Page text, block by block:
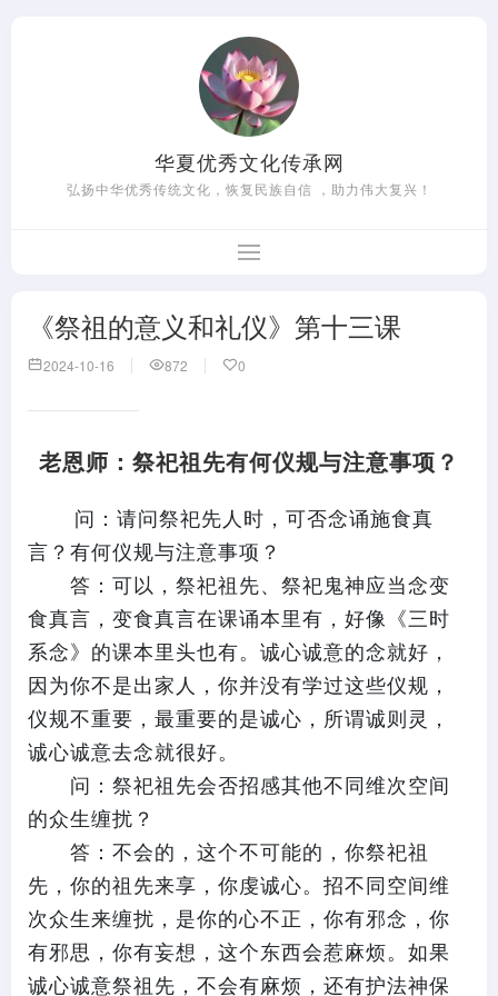
华夏优秀文化传承网
弘扬中华优秀传统文化，恢复民族自信 ，助力伟大复兴！
《祭祖的意义和礼仪》第十三课
2024-10-16 872 0
老恩师：祭祀祖先有何仪规与注意事项？
问：请问祭祀先人时，可否念诵施食真
言？有何仪规与注意事项？
答：可以，祭祀祖先、祭祀鬼神应当念变
食真言，变食真言在课诵本里有，好像《三时
系念》的课本里头也有。诚心诚意的念就好，
因为你不是出家人，你并没有学过这些仪规，
仪规不重要，最重要的是诚心，所谓诚则灵，
诚心诚意去念就很好。
问：祭祀祖先会否招感其他不同维次空间
的众生缠扰？
答：不会的，这个不可能的，你祭祀祖
先，你的祖先来享，你虔诚心。招不同空间维
次众生来缠扰，是你的心不正，你有邪念，你
有邪思，你有妄想，这个东西会惹麻烦。如果
诚心诚意祭祖先，不会有麻烦，还有护法神保